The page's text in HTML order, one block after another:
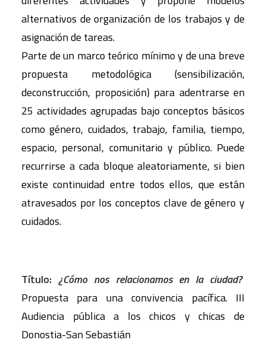
alternativos de organización de los trabajos y de
asignación de tareas.
Parte de un marco teórico mínimo y de una breve
propuesta metodológica (sensibilización,
deconstrucción, proposición) para adentrarse en
25 actividades agrupadas bajo conceptos básicos
como género, cuidados, trabajo, familia, tiempo,
espacio, personal, comunitario y público. Puede
recurrirse a cada bloque aleatoriamente, si bien
existe continuidad entre todos ellos, que están
atravesados por los conceptos clave de género y
cuidados.
Título: ¿Cómo nos relacionamos en la ciudad?
Propuesta para una convivencia pacífica. III
Audiencia pública a los chicos y chicas de
Donostia-San Sebastián